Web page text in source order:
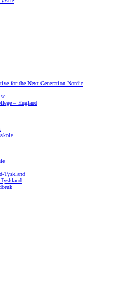
for the Next Generation Nordic
– England
Tyskland